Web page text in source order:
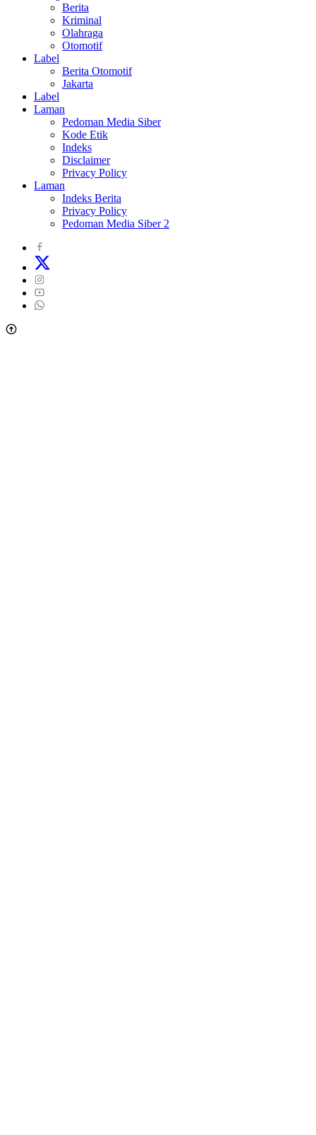
Berita
Kriminal
Olahraga
Otomotif
Label
Berita Otomotif
Jakarta
Label
Laman
Pedoman Media Siber
Kode Etik
Indeks
Disclaimer
Privacy Policy
Laman
Indeks Berita
Privacy Policy
Pedoman Media Siber 2